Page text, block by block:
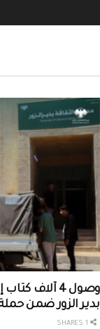
وصول 4 آلاف
بدير الزور ضمن